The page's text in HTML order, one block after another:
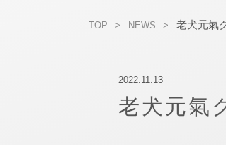
TOP NEWS 老犬元氣
2022.11.13
老犬元氣